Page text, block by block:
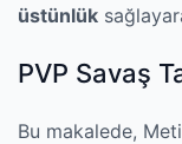
üstünlük
PVP Savaş
Bu makalede,